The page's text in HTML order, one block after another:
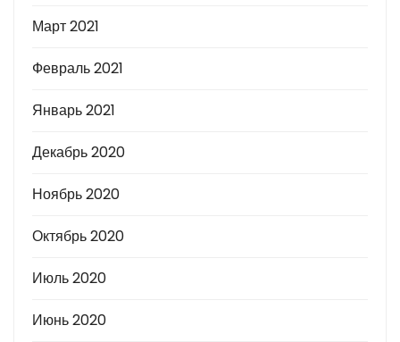
Март 2021
Февраль 2021
Январь 2021
Декабрь 2020
Ноябрь 2020
Октябрь 2020
Июль 2020
Июнь 2020